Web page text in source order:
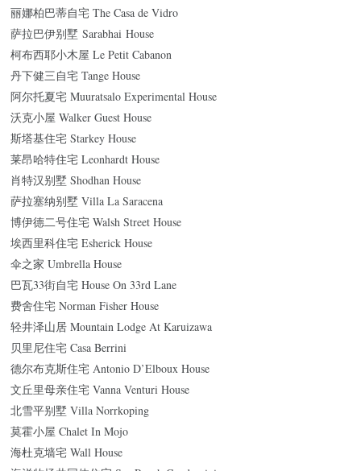
丽娜柏巴蒂自宅 The Casa de Vidro
萨拉巴伊别墅 Sarabhai House
柯布西耶小木屋 Le Petit Cabanon
丹下健三自宅 Tange House
阿尔托夏宅 Muuratsalo Experimental House
沃克小屋 Walker Guest House
斯塔基住宅 Starkey House
莱昂哈特住宅 Leonhardt House
肖特汉别墅 Shodhan House
萨拉塞纳别墅 Villa La Saracena
博伊德二号住宅 Walsh Street House
埃西里科住宅 Esherick House
伞之家 Umbrella House
巴瓦33街自宅 House On 33rd Lane
费舍住宅 Norman Fisher House
轻井泽山居 Mountain Lodge At Karuizawa
贝里尼住宅 Casa Berrini
德尔布克斯住宅 Antonio D’Elboux House
文丘里母亲住宅 Vanna Venturi House
北雪平别墅 Villa Norrkoping
莫霍小屋 Chalet In Mojo
海杜克墙宅 Wall House